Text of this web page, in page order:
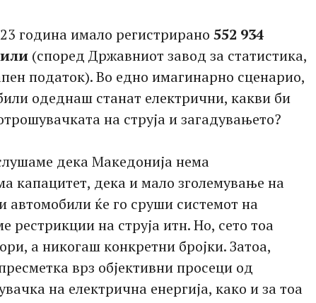
година имало регистрирано 552 934
(според Државниот завод за статистика,
податок). Во едно имагинарно сценарио,
одеднаш станат електрични, какви би
на струја и загадувањето?
дека Македонија нема
капацитет, дека и мало зголемување на
автомобили ќе го сруши системот на
рестрикции на струја итн. Но, сето тоа
а никогаш конкретни бројки. Затоа,
врз објективни просеци од
на електрична енергија, како и за тоа